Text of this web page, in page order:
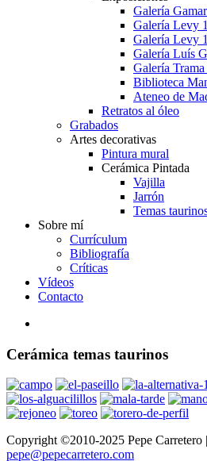
Galería
Galería Levy
Galería Levy
Galería Luís
Galería
Biblioteca
Ateneo de
Retratos al óleo
Grabados
Artes decorativas
Pintura mural
Cerámica Pintada
Vajilla
Jarrón
Temas
Sobre mí
Currículum
Bibliografía
Críticas
Vídeos
Contacto
Cerámica temas taurinos
Copyright ©2010-2025 Pepe Carretero
pepe@pepecarretero.com